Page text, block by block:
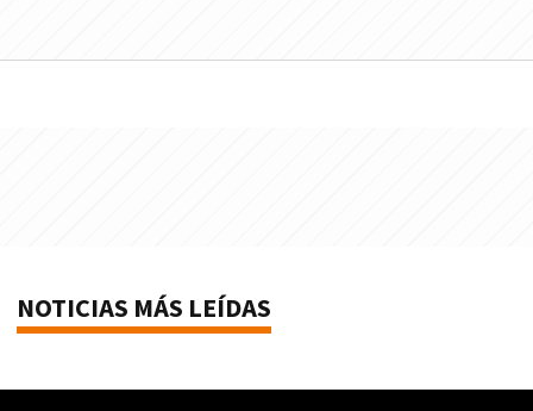
NOTICIAS MÁS LEÍDAS